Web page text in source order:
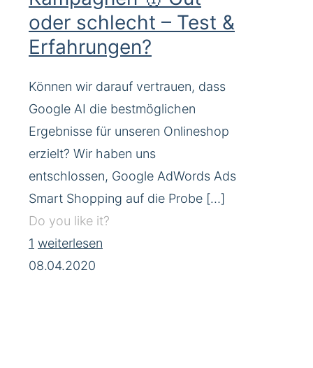
oder schlecht – Test &
Erfahrungen?
Können wir darauf vertrauen, dass
Google AI die bestmöglichen
Ergebnisse für unseren Onlineshop
erzielt? Wir haben uns
entschlossen, Google AdWords Ads
Smart Shopping auf die Probe […]
Do you like it?
1 weiterlesen
08.04.2020